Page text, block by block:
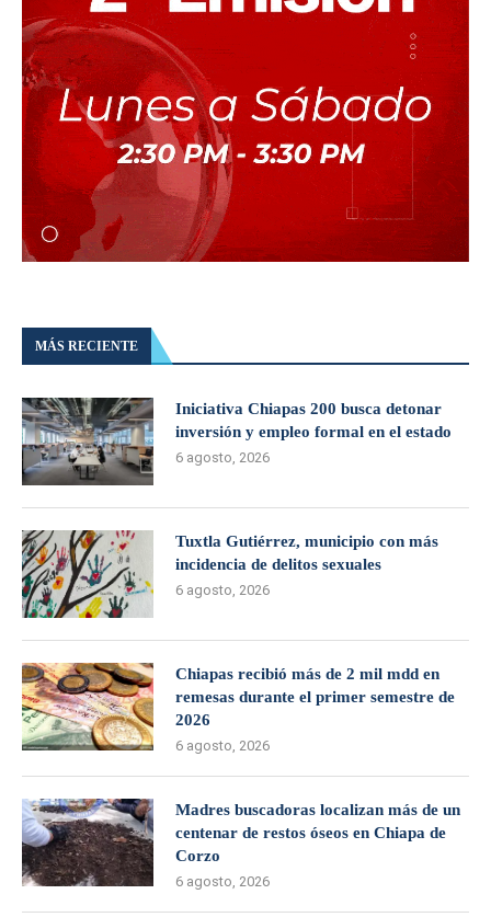
MÁS RECIENTE
Iniciativa Chiapas 200 busca detonar
inversión y empleo formal en el estado
6 agosto, 2026
Tuxtla Gutiérrez, municipio con más
incidencia de delitos sexuales
6 agosto, 2026
Chiapas recibió más de 2 mil mdd en
remesas durante el primer semestre de
2026
6 agosto, 2026
Madres buscadoras localizan más de un
centenar de restos óseos en Chiapa de
Corzo
6 agosto, 2026